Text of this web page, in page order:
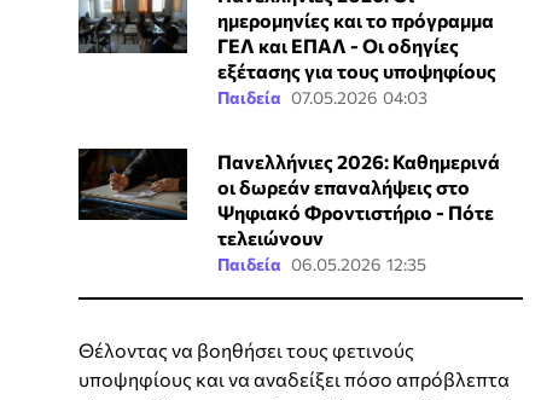
ημερομηνίες και το πρόγραμμα
ΓΕΛ και ΕΠΑΛ - Οι οδηγίες
εξέτασης για τους υποψηφίους
Παιδεία 07.05.2026 04:03
Πανελλήνιες 2026: Καθημερινά
οι δωρεάν επαναλήψεις στο
Ψηφιακό Φροντιστήριο - Πότε
τελειώνουν
Παιδεία 06.05.2026 12:35
Θέλοντας να βοηθήσει τους φετινούς
υποψηφίους και να αναδείξει πόσο απρόβλεπτα